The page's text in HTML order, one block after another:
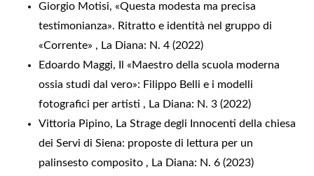
Giorgio Motisi, «Questa modesta ma precisa
testimonianza». Ritratto e identità nel gruppo di
«Corrente» , La Diana: N. 4 (2022)
Edoardo Maggi,
Il «Maestro della scuola moderna
ossia studi dal vero»: Filippo Belli e i modelli
fotografici per artisti , La Diana: N. 3 (2022)
Vittoria Pipino, La Strage degli Innocenti della chiesa
dei Servi di Siena: proposte di lettura per un
palinsesto composito , La Diana: N. 6 (2023)